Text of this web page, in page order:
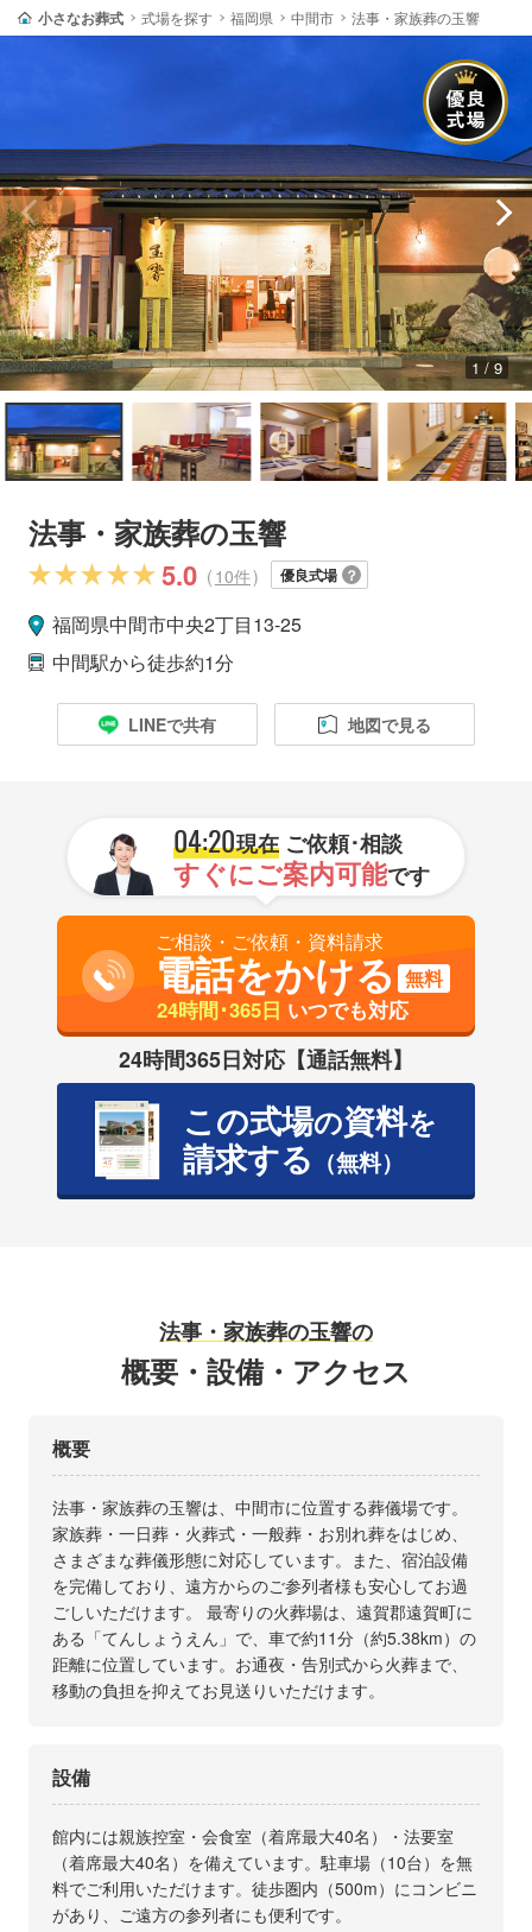
小さなお葬式 式場を探す 福岡県 中間市 法事・家族葬の玉響
1 / 9
法事・家族葬の玉響
5.0 ( 10件) 優良式場
福岡県中間市中央2丁目13-25
中間駅から徒歩約1分
LINEで共有 地図で見る
04:20現在ご依頼･相談
すぐにご案内可能です
ご相談・ご依頼・資料請求
電話をかける 無料
24時間･365日 いつでも対応
24時間365日対応【通話無料】
この式場の資料を
請求する （無料）
法事・家族葬の玉響の
概要・設備・アクセス
概要
法事・家族葬の玉響は、中間市に位置する葬儀場です。
家族葬・一日葬・火葬式・一般葬・お別れ葬をはじめ、
さまざまな葬儀形態に対応しています。また、宿泊設備
を完備しており、遠方からのご参列者様も安心してお過
ごしいただけます。 最寄りの火葬場は、遠賀郡遠賀町に
ある「てんしょうえん」で、車で約11分（約5.38km）の
距離に位置しています。お通夜・告別式から火葬まで、
移動の負担を抑えてお見送りいただけます。
設備
館内には親族控室・会食室（着席最大40名）・法要室
（着席最大40名）を備えています。駐車場（10台）を無
料でご利用いただけます。徒歩圏内（500m）にコンビニ
があり、ご遠方の参列者にも便利です。